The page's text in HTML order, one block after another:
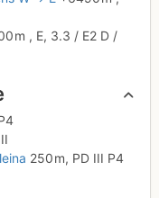
m , E, 3.3 / E2 D /
II
250 m, PD III P4